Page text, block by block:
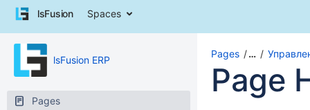
Skip
content
Skip
breadcrumbs
lsFusion Spaces
lsFusion ERP
Pages
Pages …
Page